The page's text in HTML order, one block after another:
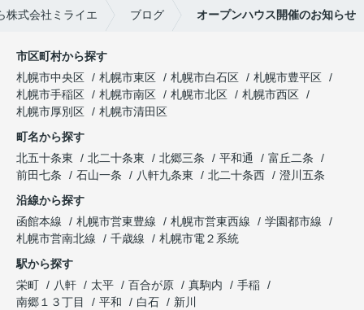
株式会社ミライエ ブログ オープンハウス開催のお知らせ
市区町村から探す
札幌市中央区
札幌市東区 札幌市白石区
札幌市豊平区
札幌市手稲区
札幌市南区 札幌市北区
札幌市西区
札幌市厚別区
札幌市清田区
町名から探す
北五十条東
北二十条東 北郷三条 平和通
富丘二条
前田七条
石山一条 八軒九条東 北二十条西
澄川五条
沿線から探す
函館本線
札幌市営東豊線 札幌市営東西線
学園都市線
札幌市営南北線
千歳線
札幌市電２系統
駅から探す
栄町
八軒 太平 百合が原 真駒内
手稲
南郷１３丁目
平和 白石 新川